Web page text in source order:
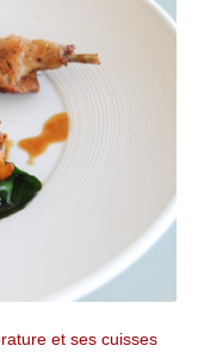
et ses cuisses